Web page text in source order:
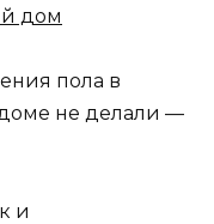
пола в
не делали —
и